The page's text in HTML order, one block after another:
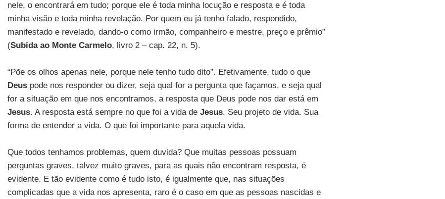
nele, o encontrará em tudo; porque ele é toda minha locução e resposta e é toda
minha visão e toda minha revelação. Por quem eu já tenho falado, respondido,
manifestado e revelado, dando-o como irmão, companheiro e mestre, preço e prêmio”
(Subida ao Monte Carmelo, livro 2 – cap. 22, n. 5).
“Põe os olhos apenas nele, porque nele tenho tudo dito”. Efetivamente, tudo o que
Deuspode nos responder ou dizer, seja qual for a pergunta que façamos, e seja qual
for a situação em que nos encontramos, a resposta que Deus pode nos dar está em
Jesus. A resposta está sempre no que foi a vida de Jesus. Seu projeto de vida. Sua
forma de entender a vida. O que foi importante para aquela vida.
Que todos tenhamos problemas, quem duvida? Que muitas pessoas possuam
perguntas graves, talvez muito graves, para as quais não encontram resposta, é
evidente. E tão evidente como é tudo isto, é igualmente que, nas situações
complicadas que a vida nos apresenta, raro é o caso em que as pessoas nascidas e